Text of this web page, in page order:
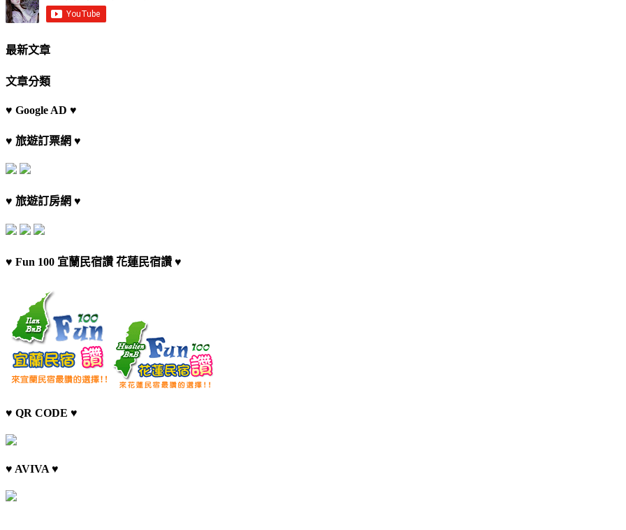
最新文章
文章分類
♥ Google AD ♥
♥ 旅遊訂票網 ♥
♥ 旅遊訂房網 ♥
♥ Fun 100 宜蘭民宿讚 花蓮民宿讚 ♥
♥ QR CODE ♥
♥ AVIVA ♥